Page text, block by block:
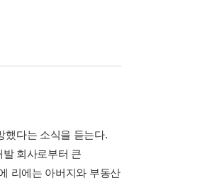
했다는 소식을 듣는다.
회사로부터 큰
리에는 아버지와 부동산